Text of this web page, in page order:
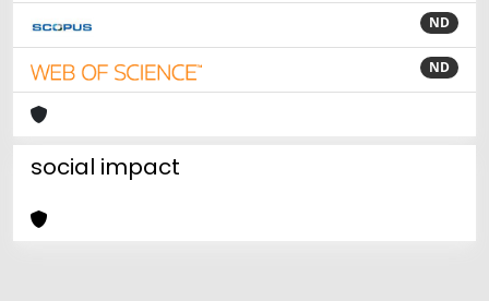
ND
ND
social impact